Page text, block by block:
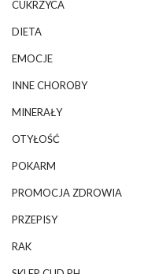
CUKRZYCA
DIETA
EMOCJE
INNE CHOROBY
MINERAŁY
OTYŁOŚĆ
POKARM
PROMOCJA ZDROWIA
PRZEPISY
RAK